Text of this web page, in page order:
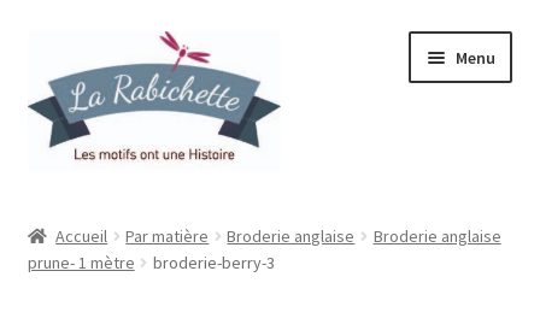
la
navigation
contenu
Menu
Contact
Accueil Par matière Broderie anglaise
Broderie anglaise
prune- 1 mètre
broderie-berry-3